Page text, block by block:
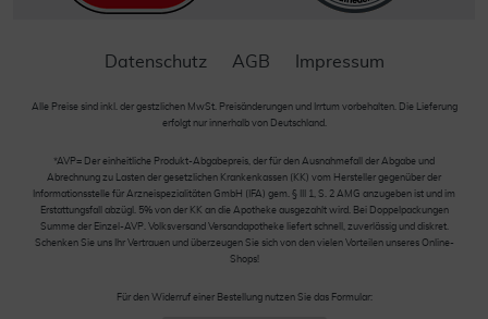
Datenschutz AGB Impressum
Alle Preise sind inkl. der gestzlichen MwSt. Preisänderungen und Irrtum vorbehalten. Die Lieferung
erfolgt nur innerhalb von Deutschland.
*AVP= Der einheitliche Produkt-Abgabepreis, der für den Ausnahmefall der Abgabe und
Abrechnung zu Lasten der gesetzlichen Krankenkassen (KK) vom Hersteller gegenüber der
Informationsstelle für Arzneispezialitäten GmbH (IFA) gem. § III 1, S. 2 AMG anzugeben ist und im
Erstattungsfall abzügl. 5% von der KK an die Apotheke ausgezahlt wird. Bei Doppelpackungen
Summe der Einzel-AVP. Volksversand Versandapotheke liefert schnell, zuverlässig und diskret.
Schenken Sie uns Ihr Vertrauen und überzeugen Sie sich von den vielen Vorteilen unseres Online-
Shops!
Für den Widerruf einer Bestellung nutzen Sie das Formular: